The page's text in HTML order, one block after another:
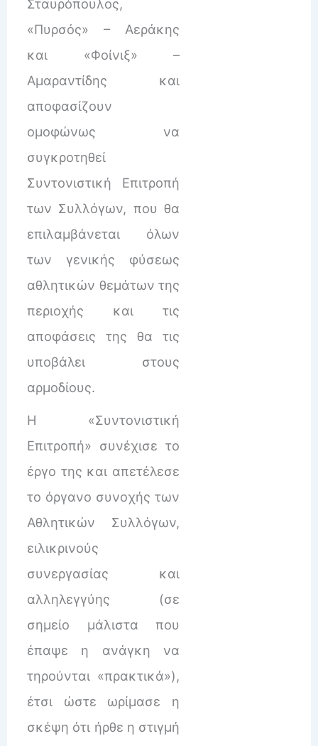
Σταυρόπουλος,
«Πυρσός» – Αεράκης
και «Φοίνιξ» –
Αμαραντίδης και
αποφασίζουν
ομοφώνως να
συγκροτηθεί
Συντονιστική Επιτροπή
των Συλλόγων, που θα
επιλαμβάνεται όλων
των γενικής φύσεως
αθλητικών θεμάτων της
περιοχής και τις
αποφάσεις της θα τις
υποβάλει στους
αρμοδίους.
Η «Συντονιστική
Επιτροπή» συνέχισε το
έργο της και απετέλεσε
το όργανο συνοχής των
Αθλητικών Συλλόγων,
ειλικρινούς
συνεργασίας και
αλληλεγγύης (σε
σημείο μάλιστα που
έπαψε η ανάγκη να
τηρούνται «πρακτικά»),
έτσι ώστε ωρίμασε η
σκέψη ότι ήρθε η στιγμή